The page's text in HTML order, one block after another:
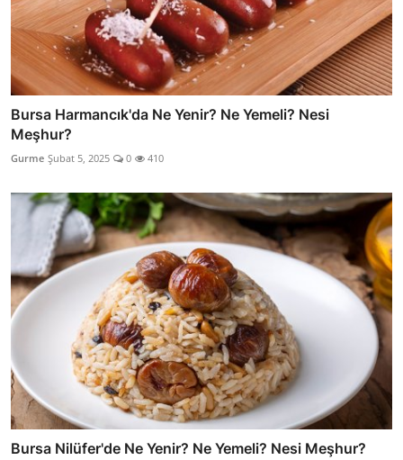
Bursa Harmancık'da Ne Yenir? Ne Yemeli? Nesi
Meşhur?
Gurme Şubat 5, 2025 0 410
Bursa Nilüfer'de Ne Yenir? Ne Yemeli? Nesi Meşhur?